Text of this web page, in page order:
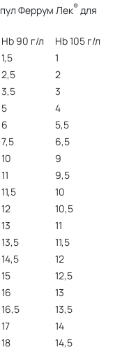
Феррум Лек® для
Hb 90 г/л
Hb 105 г/л
1,5
1
2,5
2
3,5
3
5
4
6
5,5
7,5
6,5
10
9
11
9,5
11,5
10
12
10,5
13
11
13,5
11,5
14,5
12
15
12,5
16
13
16,5
13,5
17
14
18
14,5